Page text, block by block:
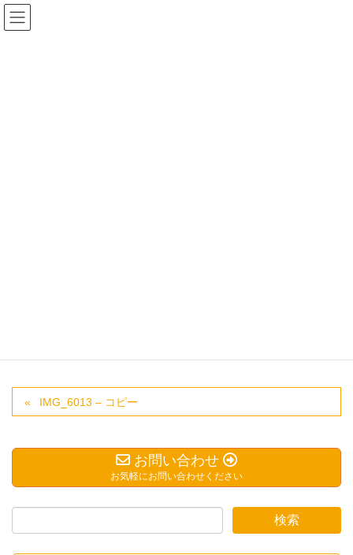
IMG_6013 – コピー
お問い合わせ
お気軽にお問い合わせください